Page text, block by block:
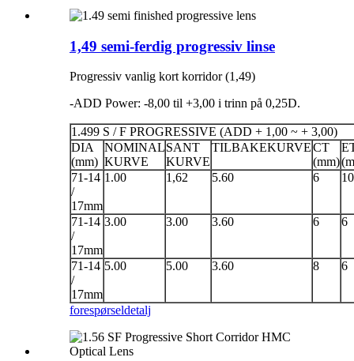
1,49 semi-ferdig progressiv linse
Progressiv vanlig kort korridor (1,49)
-ADD Power: -8,00 til +3,00 i trinn på 0,25D.
1.499 S / F PROGRESSIVE (ADD + 1,00 ~ + 3,00)
DIA
(mm)
NOMINAL
KURVE
SANT
KURVE
TILBAKEKURVECT
(mm)
71-14
/
17mm
1.00 1,62 5.60 6 10
71-14
/
17mm
3.00 3.00 3.60 6 6
71-14
/
17mm
5.00 5.00 3.60 8 6
forespørseldetalj